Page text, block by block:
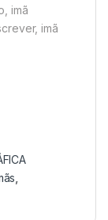
imã
imã